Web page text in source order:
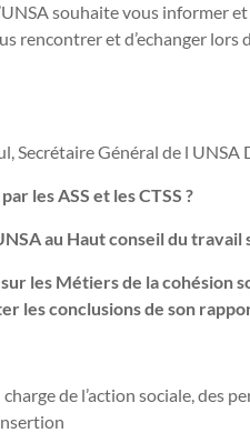
souhaite vous informer
rencontrer et d’echanger lors
Général de l UNSA
les ASS et les CTSS ?
au Haut conseil du travail
les Métiers de la cohésion
les conclusions de son
charge de l’action sociale, des